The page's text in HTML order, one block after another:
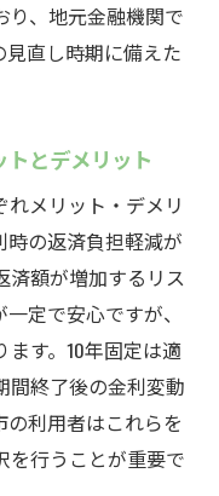
り、地元金融機関で
見直し時期に備えた
とデメリット
メリット・デメリ
時の返済負担軽減が
済額が増加するリス
定で安心ですが、
す。10年固定は適
間終了後の金利変動
利用者はこれらを
を行うことが重要で